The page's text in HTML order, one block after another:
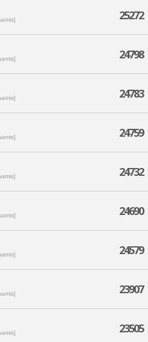
25272
24798
24783
24759
24732
24690
24579
23907
23505